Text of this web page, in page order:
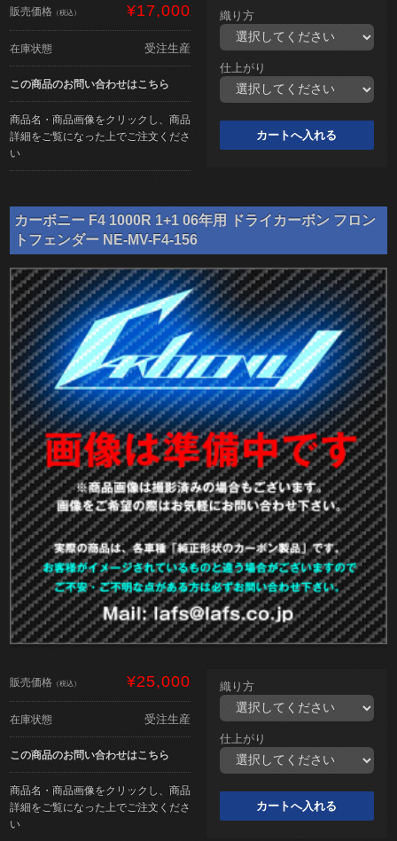
販売価格 （税込） ¥17,000
在庫状態 受注生産
この商品のお問い合わせはこちら
商品名・商品画像をクリックし、商品
詳細をご覧になった上でご注文くださ
い
織り方
仕上がり
カーボニー F4 1000R 1+1 06年用 ドライカーボン フロン
トフェンダー NE-MV-F4-156
販売価格 （税込） ¥25,000
在庫状態 受注生産
この商品のお問い合わせはこちら
商品名・商品画像をクリックし、商品
詳細をご覧になった上でご注文くださ
い
織り方
仕上がり